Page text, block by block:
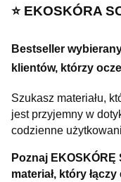
⭐️ EKOSKÓRA
Bestseller
klientów, którzy
Szukasz materiału,
jest przyjemny w
codzienne
Poznaj EKOSKÓRĘ
materiał, który